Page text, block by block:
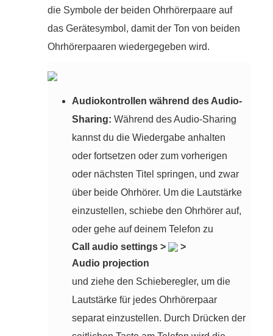
die Symbole der beiden Ohrhörerpaare auf
das Gerätesymbol, damit der Ton von beiden
Ohrhörerpaaren wiedergegeben wird.
Audiokontrollen während des Audio-
Sharing: Während des Audio-Sharing
kannst du die Wiedergabe anhalten
oder fortsetzen oder zum vorherigen
oder nächsten Titel springen, und zwar
über beide Ohrhörer. Um die Lautstärke
einzustellen, schiebe den Ohrhörer auf,
oder gehe auf deinem Telefon zu
Call audio settings >
>
Audio projection
und ziehe den Schieberegler, um die
Lautstärke für jedes Ohrhörerpaar
separat einzustellen. Durch Drücken der